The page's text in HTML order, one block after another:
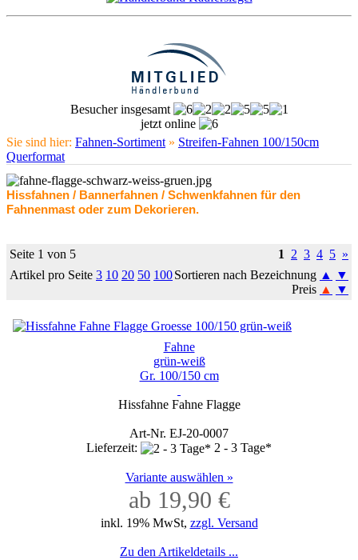
Besucher insgesamt
jetzt online
Sie sind hier: Fahnen-Sortiment » Streifen-Fahnen 100/150cm
Querformat
Hissfahnen / Bannerfahnen / Schwenkfahnen für den
Fahnenmast oder zum Dekorieren.
Seite 1 von 5 1 2 3 4 5 »
Artikel pro Seite 3 10 20 50 100Sortieren nach Bezeichnung ▲
▼
Preis ▲ ▼
Fahne
grün-weiß
Gr. 100/150 cm
Hissfahne Fahne Flagge
Art-Nr. EJ-20-0007
Lieferzeit:
2 - 3 Tage*
Variante auswählen »
ab 19,90 €
inkl. 19% MwSt, zzgl. Versand
Zu den Artikeldetails ...